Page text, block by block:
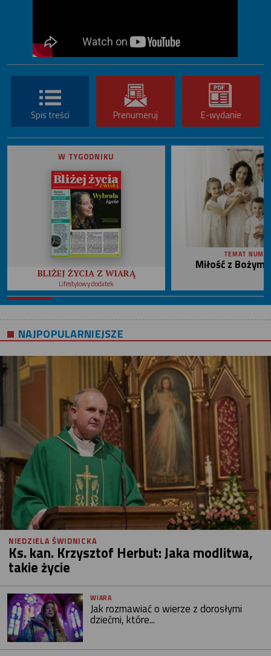
Spis treści Prenumeruj E-wydanie
W TYGODNIKU
BLIŻEJ ŻYCIA Z WIARĄ
Lifestylowy dodatek
TEMAT
Miłość z
NAJPOPULARNIEJSZE
NIEDZIELA ŚWIDNICKA
Ks. kan. Krzysztof Herbut: Jaka modlitwa,
takie życie
WIARA
Jak rozmawiać o wierze z dorosłymi
dziećmi, które...